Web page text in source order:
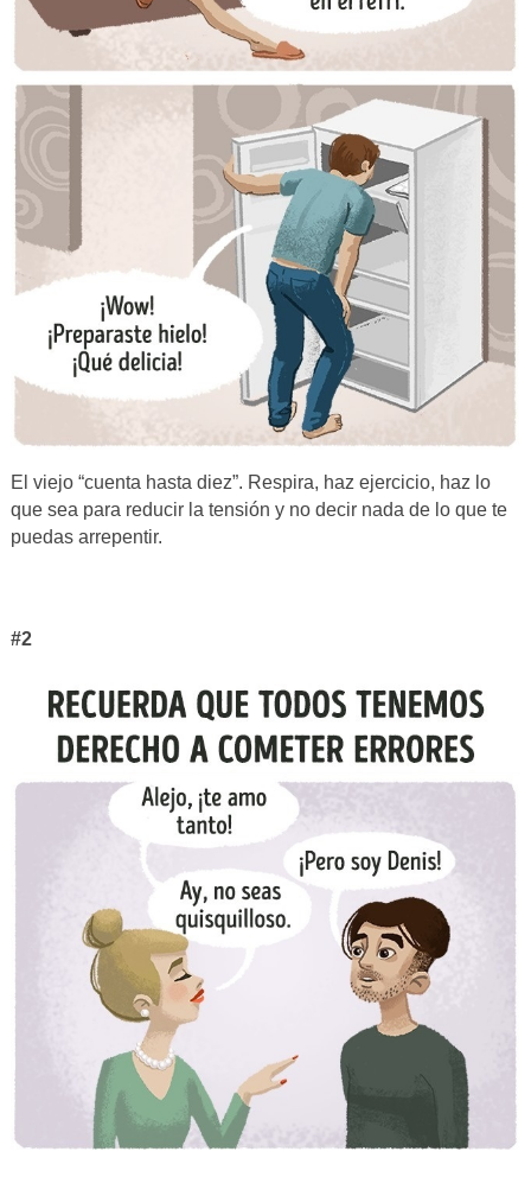
El viejo “cuenta hasta diez”. Respira, haz ejercicio, haz lo
que sea para reducir la tensión y no decir nada de lo que te
puedas arrepentir.
#2